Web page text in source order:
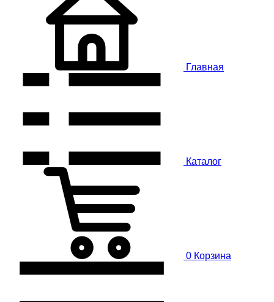
Главная
Каталог
0 Корзина